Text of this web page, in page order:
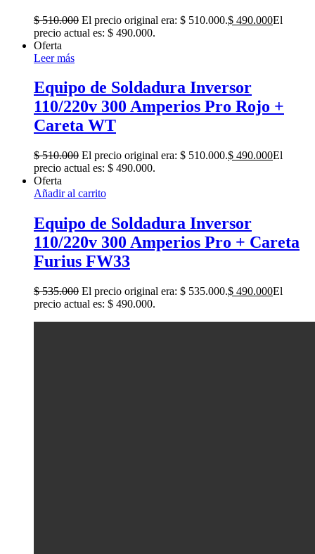
$510.000 El precio original era: $ 510.000.$ 490.000El
precio actual es: $ 490.000.
Oferta
Leer más
Equipo de Soldadura Inversor
110/220v 300 Amperios Pro Rojo +
Careta WT
$510.000 El precio original era: $ 510.000.$ 490.000El
precio actual es: $ 490.000.
Oferta
Añadir al carrito
Equipo de Soldadura Inversor
110/220v 300 Amperios Pro + Careta
Furius FW33
$535.000 El precio original era: $ 535.000.$ 490.000El
precio actual es: $ 490.000.